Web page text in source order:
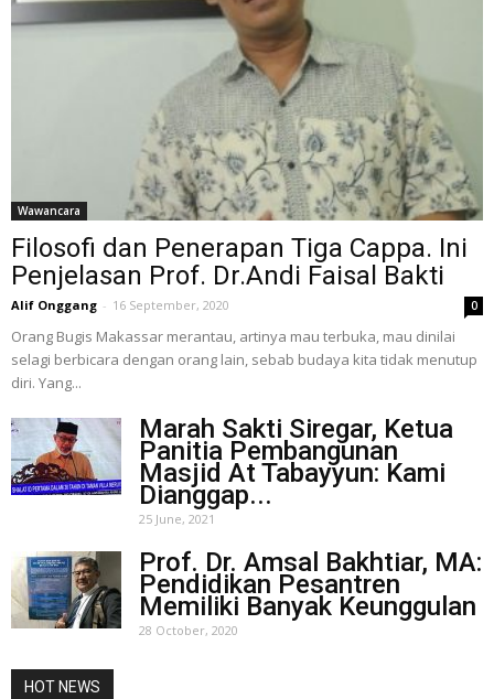
Wawancara
Filosofi dan Penerapan Tiga Cappa. Ini
Penjelasan Prof. Dr.Andi Faisal Bakti
Alif Onggang - 16 September, 2020 0
Orang Bugis Makassar merantau, artinya mau terbuka, mau dinilai
selagi berbicara dengan orang lain, sebab budaya kita tidak menutup
diri. Yang...
Marah Sakti Siregar, Ketua
Panitia Pembangunan
Masjid At Tabayyun: Kami
Dianggap...
25 June, 2021
Prof. Dr. Amsal Bakhtiar, MA:
Pendidikan Pesantren
Memiliki Banyak Keunggulan
28 October, 2020
HOT NEWS